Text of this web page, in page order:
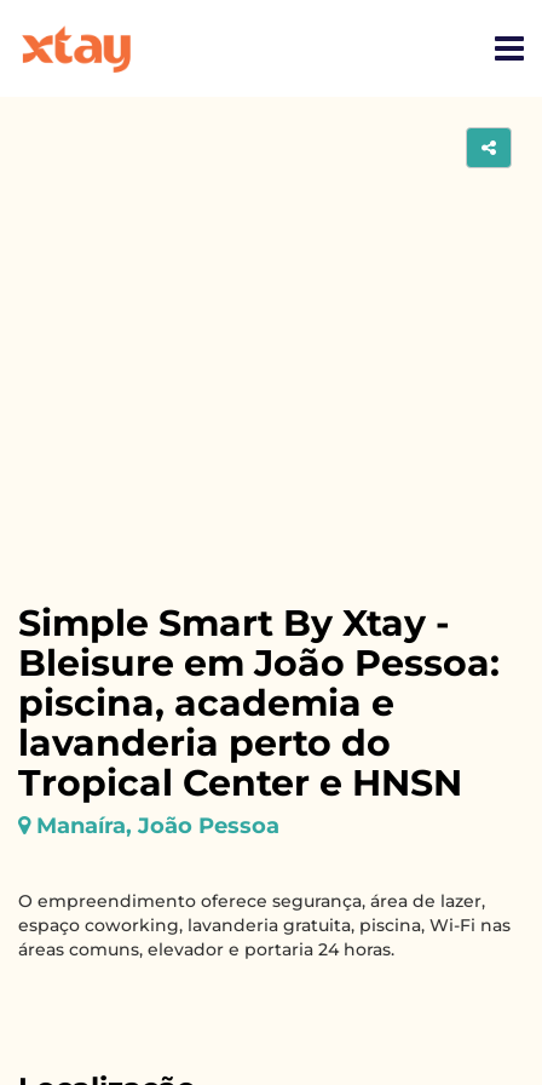
Simple Smart By Xtay -
Bleisure em João Pessoa:
piscina, academia e
lavanderia perto do
Tropical Center e HNSN
Manaíra, João Pessoa
O empreendimento oferece segurança, área de lazer,
espaço coworking, lavanderia gratuita, piscina, Wi-Fi nas
áreas comuns, elevador e portaria 24 horas.